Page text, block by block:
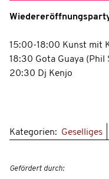
15:00-18:00 Kunst mit
18:30 Gota Guaya (Phil
20:30 Dj Kenjo
Kategorien: Geselliges
Gefördert durch: